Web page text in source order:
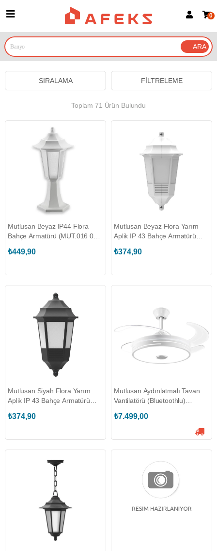
Google İle Bağlan
0
FILTRELEME
SIRALAMA
Toplam 71 Ürün Bulundu
Mutlusan Beyaz IP44 Flora
Bahçe Armatürü (MUT.016 038
₺449,90
Mutlusan Beyaz Flora Yarım
Aplik IP 43 Bahçe Armatürü
₺374,90
Mutlusan Siyah Flora Yarım
Aplik IP 43 Bahçe Armatürü
₺374,90
Mutlusan Aydınlatmalı Tavan
Vantilatörü (Bluetoothlu)
₺7.499,00